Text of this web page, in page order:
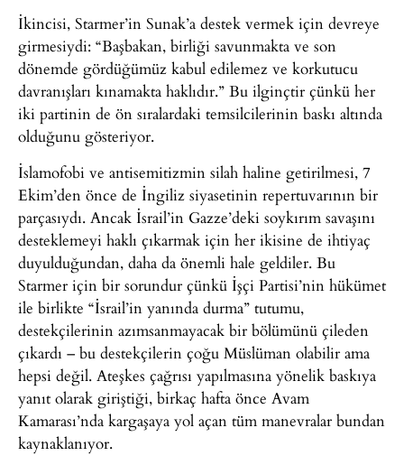
İkincisi, Starmer’in Sunak’a destek vermek için devreye
girmesiydi: “Başbakan, birliği savunmakta ve son
dönemde gördüğümüz kabul edilemez ve korkutucu
davranışları kınamakta haklıdır.” Bu ilginçtir çünkü her
iki partinin de ön sıralardaki temsilcilerinin baskı altında
olduğunu gösteriyor.
İslamofobi ve antisemitizmin silah haline getirilmesi, 7
Ekim’den önce de İngiliz siyasetinin repertuvarının bir
parçasıydı. Ancak İsrail’in Gazze’deki soykırım savaşını
desteklemeyi haklı çıkarmak için her ikisine de ihtiyaç
duyulduğundan, daha da önemli hale geldiler. Bu
Starmer için bir sorundur çünkü İşçi Partisi’nin hükümet
ile birlikte “İsrail’in yanında durma” tutumu,
destekçilerinin azımsanmayacak bir bölümünü çileden
çıkardı – bu destekçilerin çoğu Müslüman olabilir ama
hepsi değil. Ateşkes çağrısı yapılmasına yönelik baskıya
yanıt olarak giriştiği, birkaç hafta önce Avam
Kamarası’nda kargaşaya yol açan tüm manevralar bundan
kaynaklanıyor.